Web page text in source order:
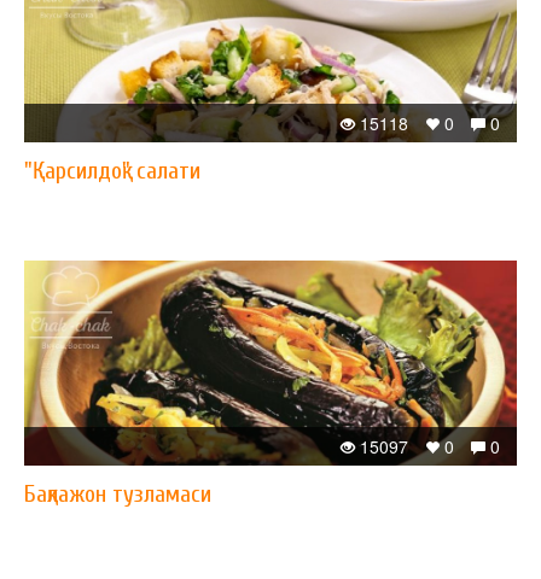
0
0
15118
"Қарсилдоқ" салати
0
0
15097
Бақлажон тузламаси